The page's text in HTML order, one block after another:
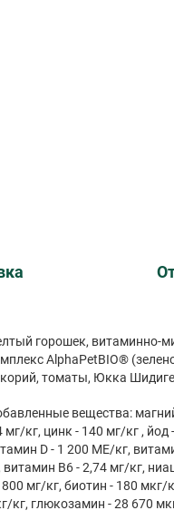
горошек, витаминно-
AlphaPetBIO®
томаты, Юкка
вещества:
мг/кг, цинк - 140 мг/кг ,
D - 1 200 МЕ/кг,
витамин B6 - 2,74 мг/кг,
800 мг/кг, биотин - 180 мкг/
кг, глюкозамин - 28 670